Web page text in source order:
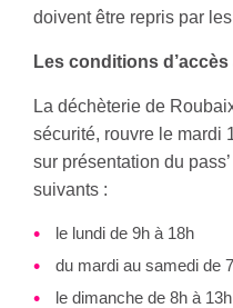
doivent être repris par
Les conditions
La déchèterie de
sécurité, rouvre le mardi
sur présentation du
suivants :
le lundi de 9h à 18h
du mardi au samedi de
le dimanche de 8h à 13h